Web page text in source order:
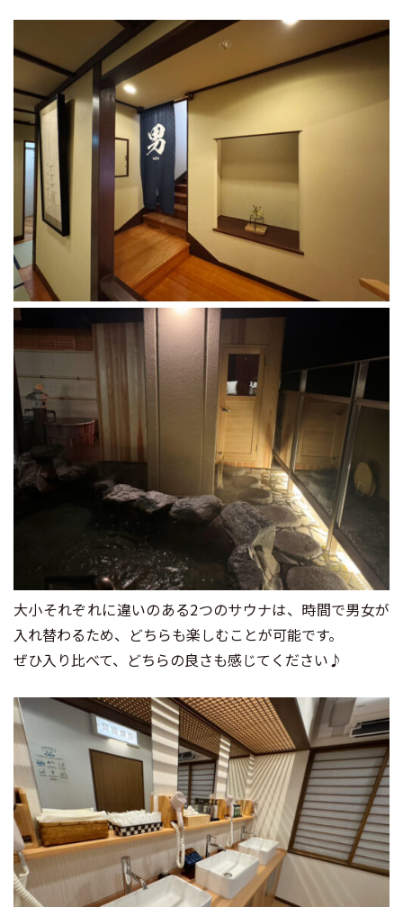
大小それぞれに違いのある2つのサウナは、時間で男女が
入れ替わるため、どちらも楽しむことが可能です。
ぜひ入り比べて、どちらの良さも感じてください♪